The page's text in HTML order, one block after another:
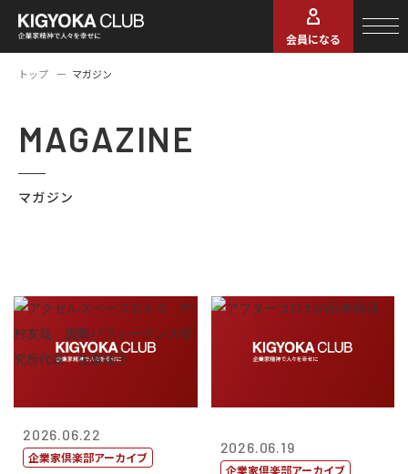
会員になる
トップ マガジン
MAGAZINE
マガジン
2026.06.22
企業家倶楽部アーカイブ
2026.06.19
企業家倶楽部アーカイブ